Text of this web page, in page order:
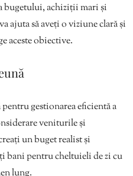
bugetului, achiziții mari și
ajuta să aveți o viziune clară și
aceste obiective.
gestionarea eficientă a
veniturile și
un buget realist și
bani pentru cheltuieli de zi cu
lung.